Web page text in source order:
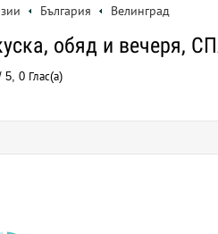
България Велинград
обяд и вечеря,
5, 0 Глас(а)